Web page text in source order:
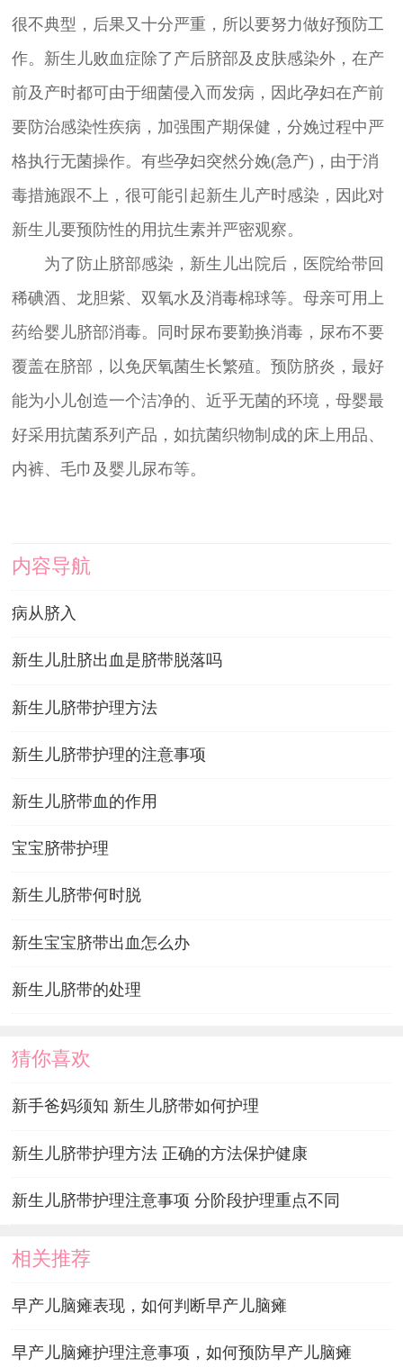
很不典型，后果又十分严重，所以要努力做好预防工
作。新生儿败血症除了产后脐部及皮肤感染外，在产
前及产时都可由于细菌侵入而发病，因此孕妇在产前
要防治感染性疾病，加强围产期保健，分娩过程中严
格执行无菌操作。有些孕妇突然分娩(急产)，由于消
毒措施跟不上，很可能引起新生儿产时感染，因此对
新生儿要预防性的用抗生素并严密观察。
为了防止脐部感染，新生儿出院后，医院给带回
稀碘酒、龙胆紫、双氧水及消毒棉球等。母亲可用上
药给婴儿脐部消毒。同时尿布要勤换消毒，尿布不要
覆盖在脐部，以免厌氧菌生长繁殖。预防脐炎，最好
能为小儿创造一个洁净的、近乎无菌的环境，母婴最
好采用抗菌系列产品，如抗菌织物制成的床上用品、
内裤、毛巾及婴儿尿布等。
内容导航
病从脐入
新生儿肚脐出血是脐带脱落吗
新生儿脐带护理方法
新生儿脐带护理的注意事项
新生儿脐带血的作用
宝宝脐带护理
新生儿脐带何时脱
新生宝宝脐带出血怎么办
新生儿脐带的处理
猜你喜欢
新手爸妈须知 新生儿脐带如何护理
新生儿脐带护理方法 正确的方法保护健康
新生儿脐带护理注意事项 分阶段护理重点不同
相关推荐
早产儿脑瘫表现，如何判断早产儿脑瘫
早产儿脑瘫护理注意事项，如何预防早产儿脑瘫